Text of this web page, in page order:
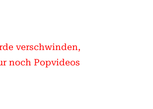
verschwinden,
noch Popvideos